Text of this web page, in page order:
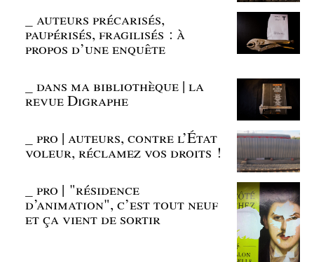
_auteurs précarisés,
paupérisés, fragilisés : à
propos d’une enquête
_dans ma bibliothèque | la
revue Digraphe
_pro | auteurs, contre l’État
voleur, réclamez vos droits !
_pro | "résidence
d’animation", c’est tout neuf
et ça vient de sortir